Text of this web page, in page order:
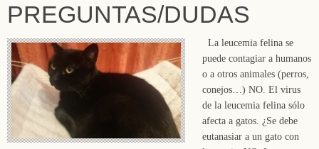
PREGUNTAS/DUDAS
La leucemia felina se
puede contagiar a humanos
o a otros animales (perros,
conejos…) NO. El virus
de la leucemia felina sólo
afecta a gatos. ¿Se debe
eutanasiar a un gato con